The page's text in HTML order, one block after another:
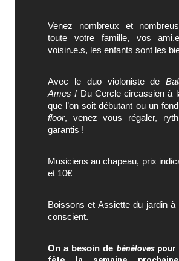
Venez nombreux et
toute votre famille, vos
voisin.e.s, les enfants sont les
Avec le duo violoniste de
Ames ! Du Cercle circassien à
que l’on soit débutant ou un
floor, venez vous régaler,
garantis !
Musiciens au chapeau, prix
et 10€
Boissons et Assiette du jardin à
conscient.
On a besoin de bénéloves pour